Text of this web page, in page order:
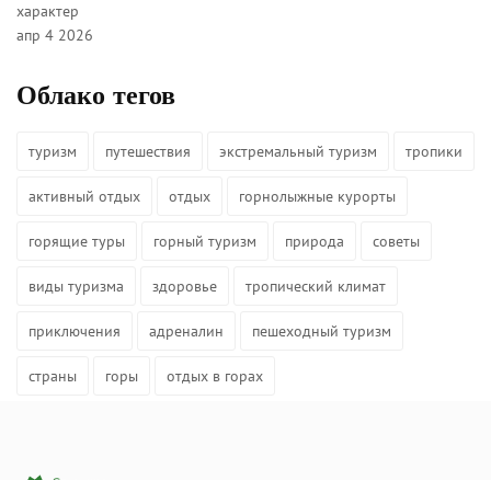
характер
апр 4 2026
Облако тегов
туризм путешествия экстремальный туризм тропики
активный отдых отдых горнолыжные курорты
горящие туры горный туризм природа советы
виды туризма здоровье тропический климат
приключения адреналин пешеходный туризм
страны горы отдых в горах